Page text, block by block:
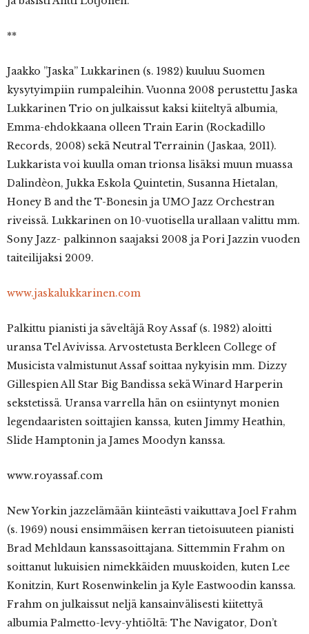
**
Jaakko ”Jaska” Lukkarinen (s. 1982) kuuluu Suomen
kysytyimpiin rumpaleihin. Vuonna 2008 perustettu Jaska
Lukkarinen Trio on julkaissut kaksi kiiteltyä albumia,
Emma-ehdokkaana olleen Train Earin (Rockadillo
Records, 2008) sekä Neutral Terrainin (Jaskaa, 2011).
Lukkarista voi kuulla oman trionsa lisäksi muun muassa
Dalindèon, Jukka Eskola Quintetin, Susanna Hietalan,
Honey B and the T-Bonesin ja UMO Jazz Orchestran
riveissä. Lukkarinen on 10-vuotisella urallaan valittu mm.
Sony Jazz- palkinnon saajaksi 2008 ja Pori Jazzin vuoden
taiteilijaksi 2009.
www.jaskalukkarinen.com
Palkittu pianisti ja säveltäjä Roy Assaf (s. 1982) aloitti
uransa Tel Avivissa. Arvostetusta Berkleen College of
Musicista valmistunut Assaf soittaa nykyisin mm. Dizzy
Gillespien All Star Big Bandissa sekä Winard Harperin
sekstetissä. Uransa varrella hän on esiintynyt monien
legendaaristen soittajien kanssa, kuten Jimmy Heathin,
Slide Hamptonin ja James Moodyn kanssa.
www.royassaf.com
New Yorkin jazzelämään kiinteästi vaikuttava Joel Frahm
(s. 1969) nousi ensimmäisen kerran tietoisuuteen pianisti
Brad Mehldaun kanssasoittajana. Sittemmin Frahm on
soittanut lukuisien nimekkäiden muuskoiden, kuten Lee
Konitzin, Kurt Rosenwinkelin ja Kyle Eastwoodin kanssa.
Frahm on julkaissut neljä kansainvälisesti kiitettyä
albumia Palmetto-levy-yhtiöltä: The Navigator, Don’t